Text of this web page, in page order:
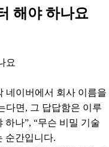
해야 하나요
네이버에서 회사 이름을
다면, 그 답답함은 이루
하나”, “무슨 비밀 기술
순간입니다.